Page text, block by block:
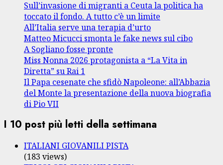
Sull’invasione di migranti a Ceuta la politica ha
toccato il fondo. A tutto c’è un limite
All’Italia serve una terapia d’urto
Matteo Micucci smonta le fake news sul cibo
A Sogliano fosse pronte
Miss Nonna 2026 protagonista a “La Vita in
Diretta” su Rai 1
Il Papa cesenate che sfidò Napoleone: all’Abbazia
del Monte la presentazione della nuova biografia
di Pio VII
I 10 post più letti della settimana
ITALIANI GIOVANILI PISTA
(183 views)